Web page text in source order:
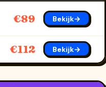
€89 Bekijk→
€112 Bekijk→